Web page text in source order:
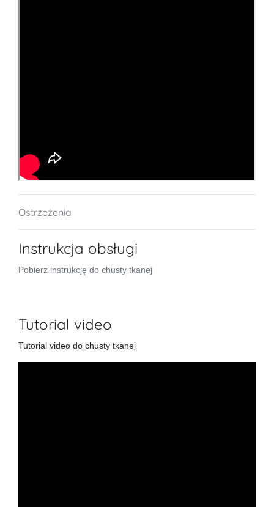
Ostrzeżenia
Instrukcja obsługi
Pobierz instrukcję do chusty tkanej
Tutorial video
Tutorial video do chusty tkanej